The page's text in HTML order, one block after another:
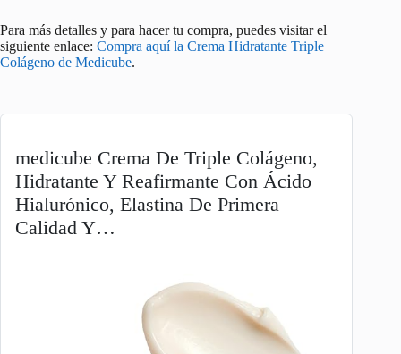
Para más detalles y para hacer tu compra, puedes visitar el
siguiente enlace: Compra aquí la Crema Hidratante Triple
Colágeno de Medicube.
medicube Crema De Triple Colágeno,
Hidratante Y Reafirmante Con Ácido
Hialurónico, Elastina De Primera
Calidad Y…